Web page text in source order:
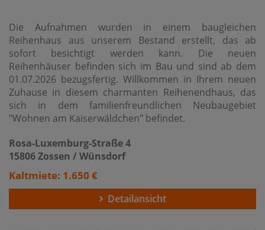
Die Aufnahmen wurden in einem baugleichen
Reihenhaus aus unserem Bestand erstellt, das ab
sofort besichtigt werden kann. Die neuen
Reihenhäuser befinden sich im Bau und sind ab dem
01.07.2026 bezugsfertig. Willkommen in Ihrem neuen
Zuhause in diesem charmanten Reihenendhaus, das
sich in dem familienfreundlichen Neubaugebiet
"Wohnen am Kaiserwäldchen" befindet.
Rosa-Luxemburg-Straße 4
15806 Zossen / Wünsdorf
Kaltmiete: 1.650 €
Detailansicht